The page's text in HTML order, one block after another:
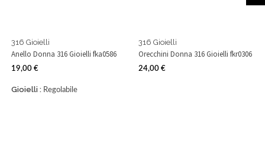
316 Gioielli
Anello Donna 316 Gioielli fka0586
Prezzo
19,00 €
Gioielli : Regolabile
316 Gioielli
Orecchini Donna 316 Gioielli fkr0306
Prezzo
24,00 €